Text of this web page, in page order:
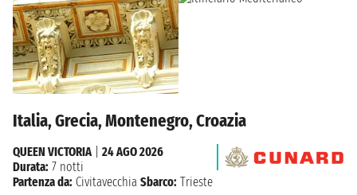
Italia, Grecia, Montenegro, Croazia
QUEEN VICTORIA| 24 AGO 2026
Durata: 7 notti
Partenza da: Civitavecchia Sbarco: Trieste